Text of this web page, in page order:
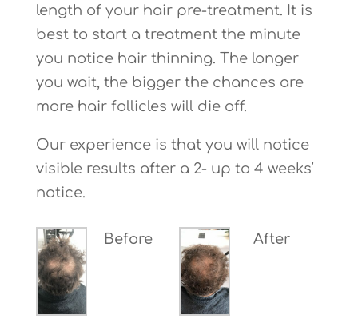
length of your hair pre-treatment. It is
best to start a treatment the minute
you notice hair thinning. The longer
you wait, the bigger the chances are
more hair follicles will die off.
Our experience is that you will notice
visible results after a 2- up to 4 weeks’
notice.
Before After